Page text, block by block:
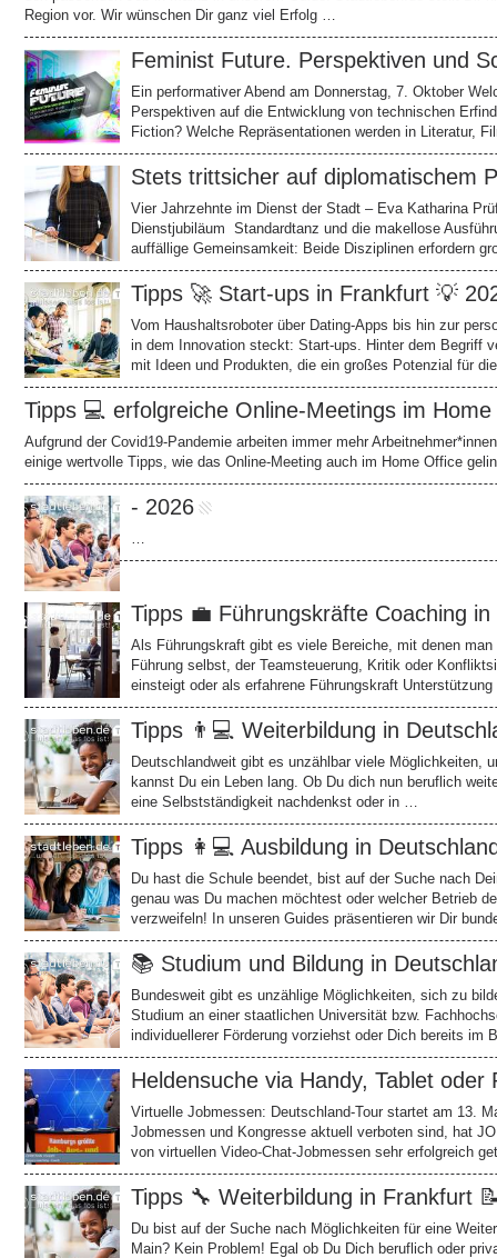
Region vor. Wir wünschen Dir ganz viel Erfolg …
Feminist Future. Perspektiven und
Ein performativer Abend am Donnerstag, 7. Oktober
Perspektiven auf die Entwicklung von technischen
Fiction? Welche Repräsentationen werden in Literatur,
Stets trittsicher auf diplomatischem
Vier Jahrzehnte im Dienst der Stadt – Eva Katharina
Dienstjubiläum Standardtanz und die makellose
auffällige Gemeinsamkeit: Beide Disziplinen erfordern
Tipps 🚀 Start-ups in Frankfurt 💡
Vom Haushaltsroboter über Dating-Apps bis hin zur
in dem Innovation steckt: Start-ups. Hinter dem Begriff
mit Ideen und Produkten, die ein großes Potenzial für
Tipps 💻 erfolgreiche Online-Meetings im
Aufgrund der Covid19-Pandemie arbeiten immer mehr
einige wertvolle Tipps, wie das Online-Meeting auch im Home Office
- 2026
…
Tipps 💼 Führungskräfte Coaching
Als Führungskraft gibt es viele Bereiche, mit denen
Führung selbst, der Teamsteuerung, Kritik oder
einsteigt oder als erfahrene Führungskraft
Tipps 👨💻 Weiterbildung in
Deutschlandweit gibt es unzählbar viele Möglichkeiten,
kannst Du ein Leben lang. Ob Du dich nun beruflich
eine Selbstständigkeit nachdenkst oder in …
Tipps 👩💻 Ausbildung in
Du hast die Schule beendet, bist auf der Suche nach
genau was Du machen möchtest oder welcher Betrieb
verzweifeln! In unseren Guides präsentieren wir Dir
📚 Studium und Bildung in
Bundesweit gibt es unzählige Möglichkeiten, sich zu
Studium an einer staatlichen Universität bzw.
individuellerer Förderung vorziehst oder Dich bereits im
Heldensuche via Handy, Tablet oder
Virtuelle Jobmessen: Deutschland-Tour startet am 13.
Jobmessen und Kongresse aktuell verboten sind, hat
von virtuellen Video-Chat-Jobmessen sehr erfolgreich
Tipps 🔧 Weiterbildung in Frankfurt
Du bist auf der Suche nach Möglichkeiten für eine
Main? Kein Problem! Egal ob Du Dich beruflich oder